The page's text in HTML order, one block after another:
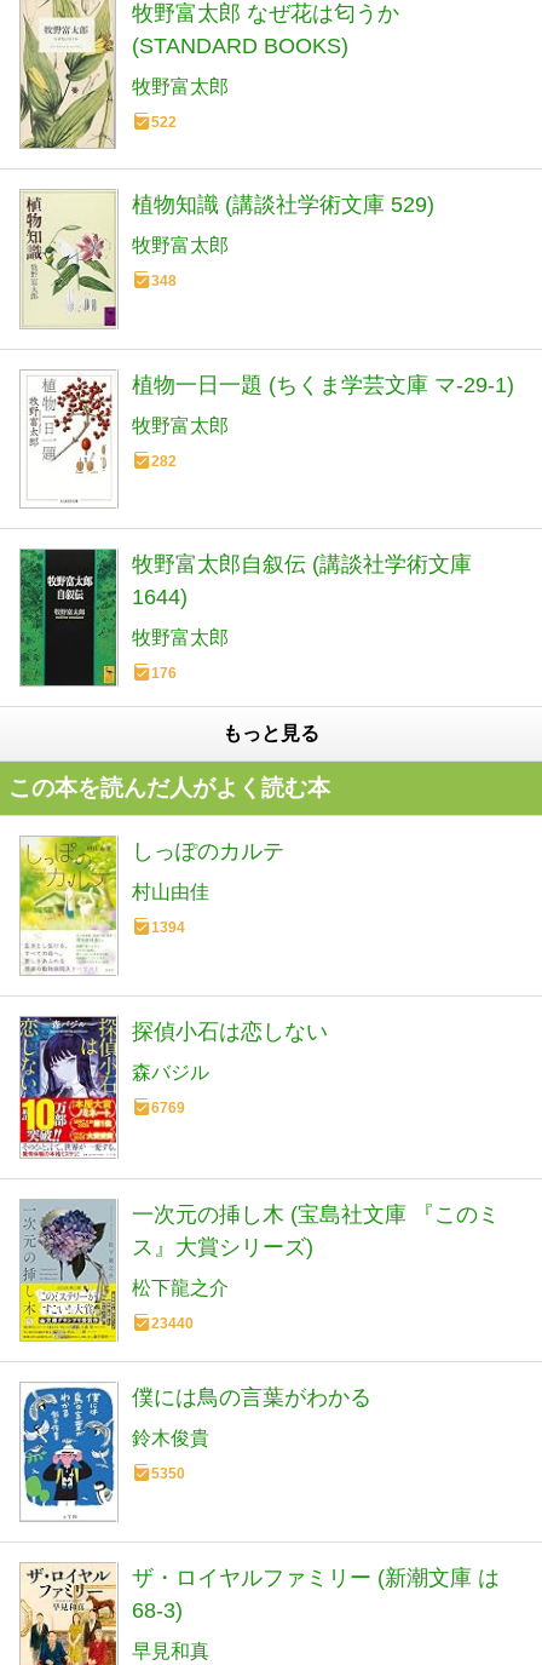
牧野富太郎 なぜ花は匂うか
(STANDARD BOOKS)
牧野富太郎
522
植物知識 (講談社学術文庫 529)
牧野富太郎
348
植物一日一題 (ちくま学芸文庫 マ-29-1)
牧野富太郎
282
牧野富太郎自叙伝 (講談社学術文庫
1644)
牧野富太郎
176
もっと見る
この本を読んだ人がよく読む本
しっぽのカルテ
村山由佳
1394
探偵小石は恋しない
森バジル
6769
一次元の挿し木 (宝島社文庫 『このミ
ス』大賞シリーズ)
松下龍之介
23440
僕には鳥の言葉がわかる
鈴木俊貴
5350
ザ・ロイヤルファミリー (新潮文庫 は
68-3)
早見和真